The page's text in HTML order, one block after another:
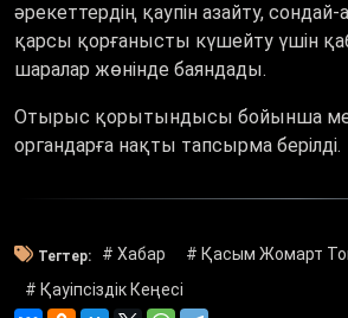
әрекеттердің қаупін азайту,
қарсы қорғанысты күшейту үшін
шаралар жөнінде баяндады.
Отырыс қорытындысы бойынша
органдарға нақты тапсырма берілді.
Тегтер: # Хабар
# Қасым Жомарт
# Қауіпсіздік Кеңесі